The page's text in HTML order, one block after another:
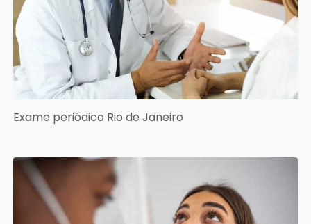
Exame periódico Rio de Janeiro